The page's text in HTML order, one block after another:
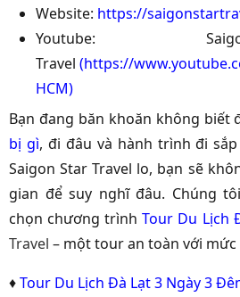
Website: https://
Youtube:
Travel (https://
HCM)
Bạn đang băn khoăn không biết
bị gì, đi đâu và hành trình đi
Saigon Star Travel lo, bạn sẽ
gian để suy nghĩ đâu. Chúng
chọn chương trìnhTour Du Lịch
Travel – một tour an toàn với mức
♦Tour Du Lịch Đà Lạt 3 Ngày 3